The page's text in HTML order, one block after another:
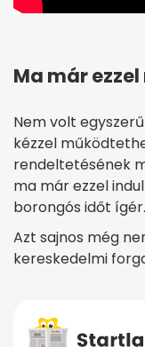
Ma már
Nem volt
kézzel
rendeltetésének
ma már ezzel
borongós időt ígér.
Azt sajnos még
kereskedelmi